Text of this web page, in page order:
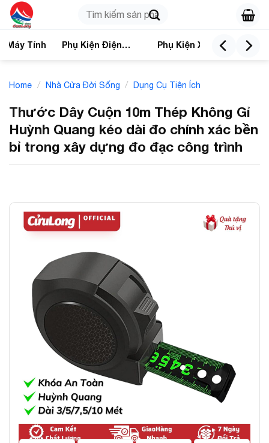
Skip
Search
Phụ Kiện Điện
Phụ Kiện Xe
Máy Tính
Home / Nhà Cửa Đời Sống / Dụng Cụ Tiện Ích
Thước Dây Cuộn 10m Thép Không Gỉ
Huỳnh Quang kéo dài đo chính xác bền
bỉ trong xây dựng đo đạc công trình